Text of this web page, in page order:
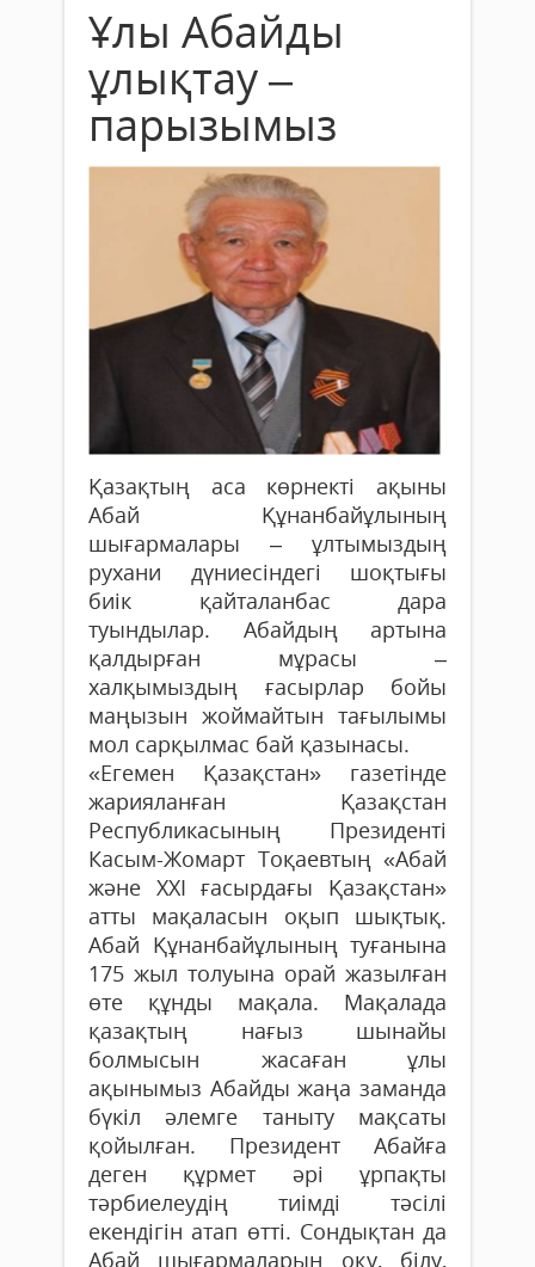
Ұлы Абайды
ұлықтау –
парызымыз
Қазақтың аса көрнекті ақыны
Абай Құнанбайұлының
шығармалары – ұлтымыздың
рухани дүниесіндегі шоқтығы
биік қайталанбас дара
туындылар. Абайдың артына
қалдырған мұрасы –
халқымыздың ғасырлар бойы
маңызын жоймайтын тағылымы
мол сарқылмас бай қазынасы.
«Егемен Қазақстан» газетінде
жарияланған Қазақстан
Республикасының Президенті
Касым-Жомарт Тоқаевтың «Абай
және ХХІ ғасырдағы Қазақстан»
атты мақаласын оқып шықтық.
Абай Құнанбайұлының туғанына
175 жыл толуына орай жазылған
өте құнды мақала. Мақалада
қазақтың нағыз шынайы
болмысын жасаған ұлы
ақынымыз Абайды жаңа заманда
бүкіл әлемге таныту мақсаты
қойылған. Президент Абайға
деген құрмет әрі ұрпақты
тәрбиелеудің тиімді тәсілі
екендігін атап өтті. Сондықтан да
Абай шығармаларын оқу, білу,